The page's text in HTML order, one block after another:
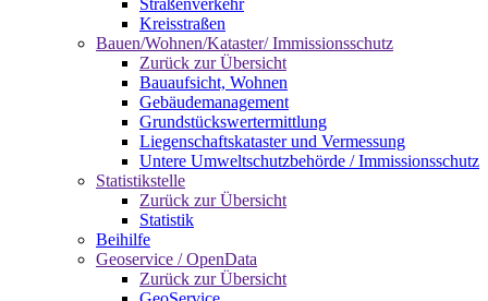
Kreisstraßen
Bauen/Wohnen/Kataster/ Immissionsschutz
Zurück zur Übersicht
Bauaufsicht, Wohnen
Gebäudemanagement
Grundstückswertermittlung
Liegenschaftskataster und Vermessung
Untere Umweltschutzbehörde / Immissionsschutz
Statistikstelle
Zurück zur Übersicht
Statistik
Beihilfe
Geoservice / OpenData
Zurück zur Übersicht